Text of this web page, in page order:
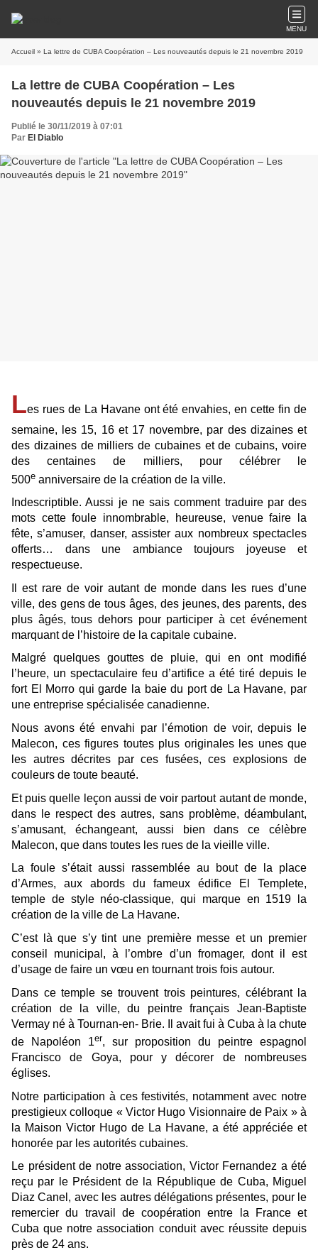
MENU
Accueil » La lettre de CUBA Coopération – Les nouveautés depuis le 21 novembre 2019
La lettre de CUBA Coopération – Les
nouveautés depuis le 21 novembre 2019
Publié le 30/11/2019 à 07:01
Par El Diablo
Les rues de La Havane ont été envahies, en cette fin de
semaine, les 15, 16 et 17 novembre, par des dizaines et
des dizaines de milliers de cubaines et de cubains, voire
des centaines de milliers, pour célébrer le
500e anniversaire de la création de la ville.
Indescriptible. Aussi je ne sais comment traduire par des
mots cette foule innombrable, heureuse, venue faire la
fête, s’amuser, danser, assister aux nombreux spectacles
offerts… dans une ambiance toujours joyeuse et
respectueuse.
Il est rare de voir autant de monde dans les rues d’une
ville, des gens de tous âges, des jeunes, des parents, des
plus âgés, tous dehors pour participer à cet événement
marquant de l’histoire de la capitale cubaine.
Malgré quelques gouttes de pluie, qui en ont modifié
l’heure, un spectaculaire feu d’artifice a été tiré depuis le
fort El Morro qui garde la baie du port de La Havane, par
une entreprise spécialisée canadienne.
Nous avons été envahi par l’émotion de voir, depuis le
Malecon, ces figures toutes plus originales les unes que
les autres décrites par ces fusées, ces explosions de
couleurs de toute beauté.
Et puis quelle leçon aussi de voir partout autant de monde,
dans le respect des autres, sans problème, déambulant,
s’amusant, échangeant, aussi bien dans ce célèbre
Malecon, que dans toutes les rues de la vieille ville.
La foule s’était aussi rassemblée au bout de la place
d’Armes, aux abords du fameux édifice El Templete,
temple de style néo-classique, qui marque en 1519 la
création de la ville de La Havane.
C’est là que s’y tint une première messe et un premier
conseil municipal, à l’ombre d’un fromager, dont il est
d’usage de faire un vœu en tournant trois fois autour.
Dans ce temple se trouvent trois peintures, célébrant la
création de la ville, du peintre français Jean-Baptiste
Vermay né à Tournan-en- Brie. Il avait fui à Cuba à la chute
de Napoléon 1er, sur proposition du peintre espagnol
Francisco de Goya, pour y décorer de nombreuses
églises.
Notre participation à ces festivités, notamment avec notre
prestigieux colloque « Victor Hugo Visionnaire de Paix » à
la Maison Victor Hugo de La Havane, a été appréciée et
honorée par les autorités cubaines.
Le président de notre association, Victor Fernandez a été
reçu par le Président de la République de Cuba, Miguel
Diaz Canel, avec les autres délégations présentes, pour le
remercier du travail de coopération entre la France et
Cuba que notre association conduit avec réussite depuis
près de 24 ans.